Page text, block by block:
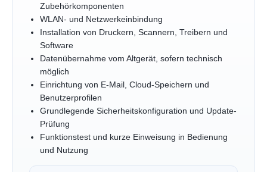
Zubehörkomponenten
WLAN- und Netzwerkeinbindung
Installation von Druckern, Scannern, Treibern und
Software
Datenübernahme vom Altgerät, sofern technisch
möglich
Einrichtung von E-Mail, Cloud-Speichern und
Benutzerprofilen
Grundlegende Sicherheitskonfiguration und Update-
Prüfung
Funktionstest und kurze Einweisung in Bedienung
und Nutzung